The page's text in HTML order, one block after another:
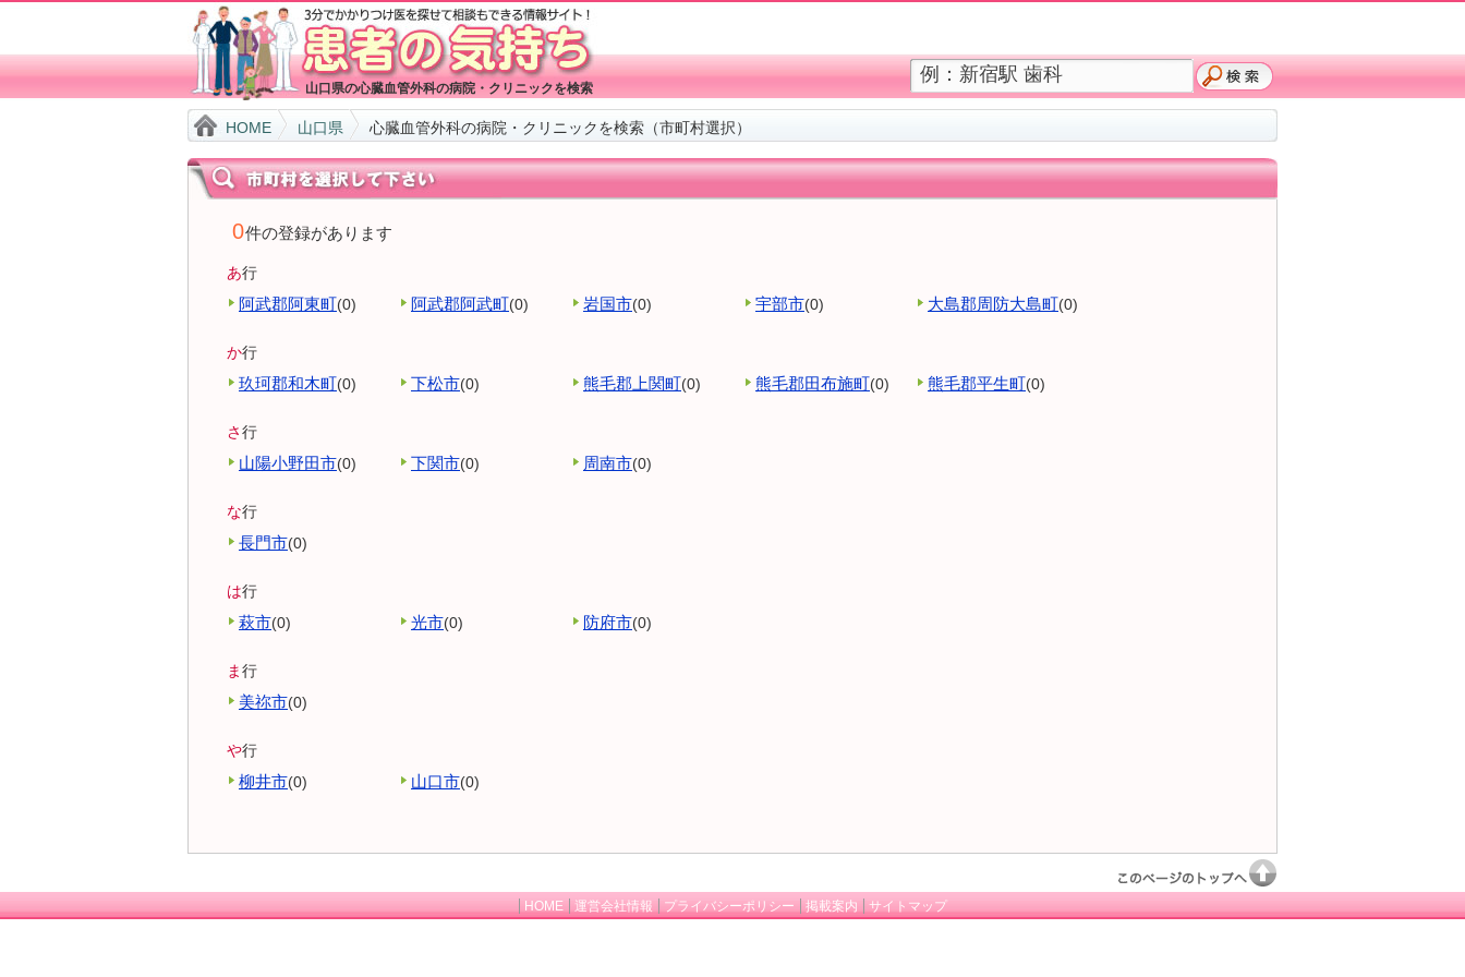
山口県の心臓血管外科の病院・クリニックを検索
HOME 山口県 心臓血管外科の病院・クリニックを検索（市町村選択）
0件の登録があります
あ行
阿武郡阿東町(0) 阿武郡阿武町(0) 岩国市(0) 宇部市(0) 大島郡周防大島町(0)
か行
玖珂郡和木町(0) 下松市(0) 熊毛郡上関町(0) 熊毛郡田布施町(0) 熊毛郡平生町(0)
さ行
山陽小野田市(0) 下関市(0) 周南市(0)
な行
長門市(0)
は行
萩市(0) 光市(0) 防府市(0)
ま行
美祢市(0)
や行
柳井市(0) 山口市(0)
HOME 運営会社情報 プライバシーポリシー 掲載案内 サイトマップ